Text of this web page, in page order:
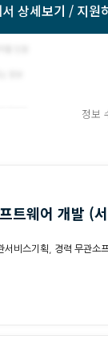
상세보기 / 지원
정보
트웨어 개발 (
서비스기획 경력 무관소